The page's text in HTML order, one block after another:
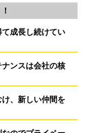
成長し続けてい
ンスは会社の核
、新しい仲間を